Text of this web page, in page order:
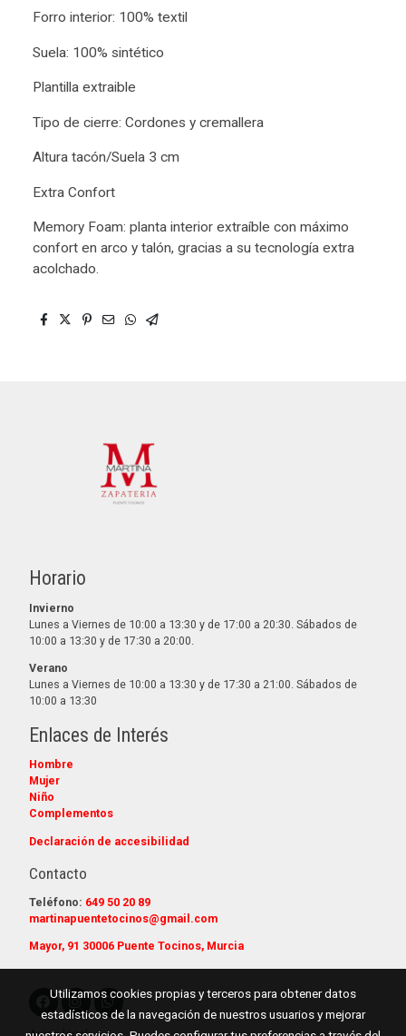
Forro interior: 100% textil
Suela: 100% sintético
Plantilla extraible
Tipo de cierre: Cordones y cremallera
Altura tacón/Suela 3 cm
Extra Confort
Memory Foam: planta interior extraíble con máximo
confort en arco y talón, gracias a su tecnología extra
acolchado.
Horario
Invierno
Lunes a Viernes de 10:00 a 13:30 y de 17:00 a 20:30. Sábados de
10:00 a 13:30 y de 17:30 a 20:00.
Verano
Lunes a Viernes de 10:00 a 13:30 y de 17:30 a 21:00. Sábados de
10:00 a 13:30
Enlaces de Interés
Hombre
Mujer
Niño
Complementos
Declaración de accesibilidad
Contacto
Teléfono: 649 50 20 89
martinapuentetocinos@gmail.com
Mayor, 91 30006 Puente Tocinos, Murcia
Aviso legal
Utilizamos cookies propias y terceros para obtener datos
estadísticos de la navegación de nuestros usuarios y mejorar